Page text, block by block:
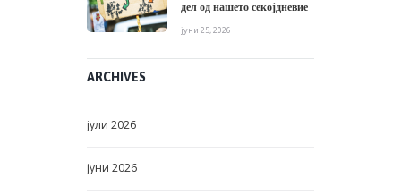
дел од нашето секојдневие
јуни 25, 2026
ARCHIVES
јули 2026
јуни 2026